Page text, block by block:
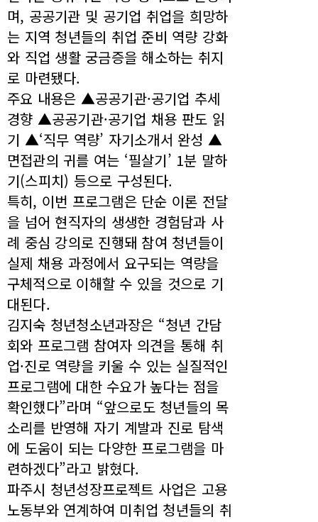
며, 공공기관 및 공기업 취업을 희망하
는 지역 청년들의 취업 준비 역량 강화
와 직업 생활 궁금증을 해소하는 취지
로 마련됐다.
주요 내용은 ▲공공기관·공기업 추세
경향 ▲공공기관·공기업 채용 판도 읽
기 ▲‘직무 역량’ 자기소개서 완성 ▲
면접관의 귀를 여는 ‘필살기’ 1분 말하
기(스피치) 등으로 구성된다.
특히, 이번 프로그램은 단순 이론 전달
을 넘어 현직자의 생생한 경험담과 사
례 중심 강의로 진행돼 참여 청년들이
실제 채용 과정에서 요구되는 역량을
구체적으로 이해할 수 있을 것으로 기
대된다.
김지숙 청년청소년과장은 “청년 간담
회와 프로그램 참여자 의견을 통해 취
업·진로 역량을 키울 수 있는 실질적인
프로그램에 대한 수요가 높다는 점을
확인했다”라며 “앞으로도 청년들의 목
소리를 반영해 자기 계발과 진로 탐색
에 도움이 되는 다양한 프로그램을 마
련하겠다”라고 밝혔다.
파주시 청년성장프로젝트 사업은 고용
노동부와 연계하여 미취업 청년들의 취